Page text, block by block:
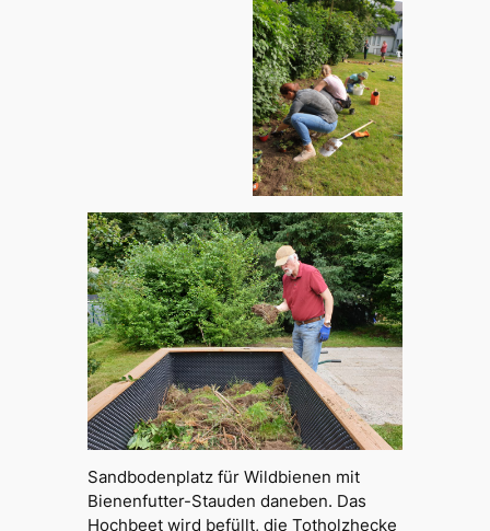
Sandbodenplatz für Wildbienen mit
Bienenfutter-Stauden daneben. Das
Hochbeet wird befüllt, die Totholzhecke